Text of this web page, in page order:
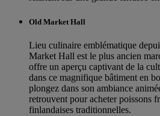
Old Market Hall
Lieu culinaire emblématique
Market Hall est le plus ancien
offre un aperçu captivant de la
dans ce magnifique bâtiment en
plongez dans son ambiance
retrouvent pour acheter poissons
finlandaises traditionnelles.